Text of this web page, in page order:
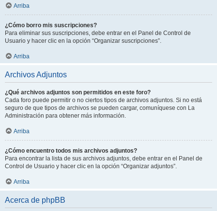
Arriba
¿Cómo borro mis suscripciones?
Para eliminar sus suscripciones, debe entrar en el Panel de Control de
Usuario y hacer clic en la opción “Organizar suscripciones”.
Arriba
Archivos Adjuntos
¿Qué archivos adjuntos son permitidos en este foro?
Cada foro puede permitir o no ciertos tipos de archivos adjuntos. Si no está
seguro de que tipos de archivos se pueden cargar, comuníquese con La
Administración para obtener más información.
Arriba
¿Cómo encuentro todos mis archivos adjuntos?
Para encontrar la lista de sus archivos adjuntos, debe entrar en el Panel de
Control de Usuario y hacer clic en la opción “Organizar adjuntos”.
Arriba
Acerca de phpBB